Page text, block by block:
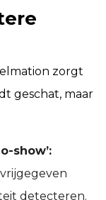
zorgt
geschat, maar
show’:
detecteren.